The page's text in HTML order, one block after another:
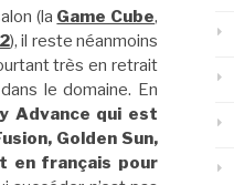
(la Game Cube,
), il reste néanmoins
très en retrait
le domaine. En
Advance qui est
Golden Sun,
en français pour